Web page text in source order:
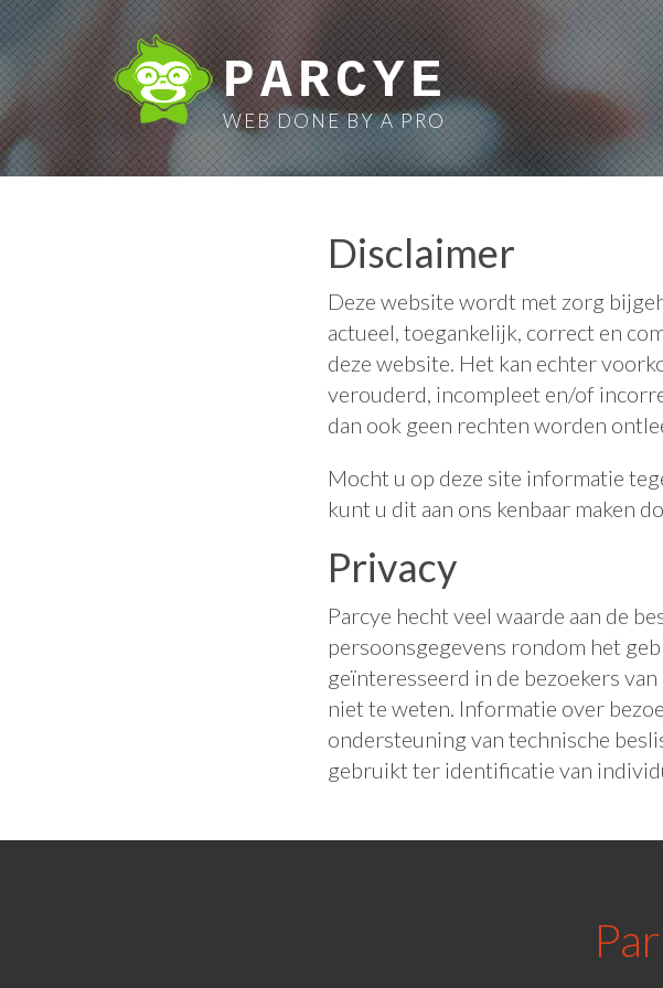
PARCYE
WEB DONE BY A PRO
Disclaimer
Deze website wordt met zorg
actueel, toegankelijk, correct en
deze website. Het kan echter
verouderd, incompleet en/of
dan ook geen rechten worden
Mocht u op deze site informatie
kunt u dit aan ons kenbaar maken
Privacy
Parcye hecht veel waarde aan de
persoonsgegevens rondom het
geïnteresseerd in de bezoekers
niet te weten. Informatie over
ondersteuning van technische
gebruikt ter identificatie van